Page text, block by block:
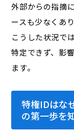
外部からの指摘
ースも少なくあり
こうした状況で
特定できず、影
ます。
特権IDはな
の第一歩を